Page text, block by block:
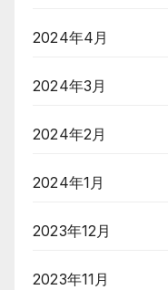
2024年4月
2024年3月
2024年2月
2024年1月
2023年12月
2023年11月